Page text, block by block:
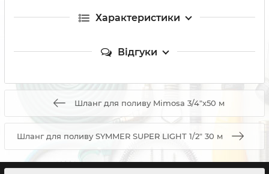
Характеристики
Відгуки
Шланг для поливу Mimosa 3/4"x50 м
Шланг для поливу SYMMER SUPER LIGHT 1/2" 30 м